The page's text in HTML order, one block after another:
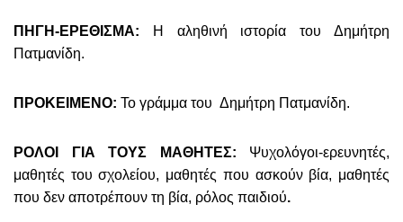
ΠΗΓΗ-ΕΡΕΘΙΣΜΑ:
Η αληθινή ιστορία του Δημήτρη
Πατμανίδη.
ΠΡΟΚΕΙΜΕΝΟ: Το γράμμα του Δημήτρη Πατμανίδη.
ΡΟΛΟΙ ΓΙΑ ΤΟΥΣ ΜΑΘΗΤΕΣ: Ψυχολόγοι-ερευνητές,
μαθητές του σχολείου, μαθητές που ασκούν βία, μαθητές
που δεν αποτρέπουν τη βία, ρόλος παιδιού.